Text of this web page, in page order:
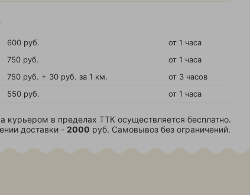
600 руб.
от 1 часа
750 руб.
от 1 часа
750 руб. + 30 руб. за 1 км.
от 3 часов
550 руб. от 1 часа
курьером в пределах ТТК осуществляется бесплатно.
доставки - 2000 руб. Самовывоз без ограничений.